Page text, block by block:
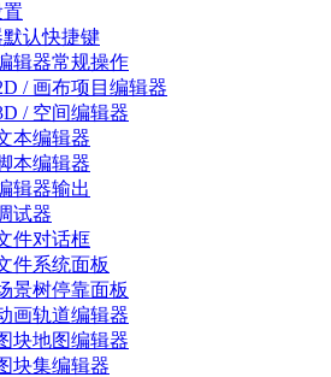
认快捷键
辑器常规操作
/ 画布项目编辑器
/ 空间编辑器
本编辑器
本编辑器
辑器输出
试器
件对话框
件系统面板
景树停靠面板
画轨道编辑器
块地图编辑器
块集编辑器